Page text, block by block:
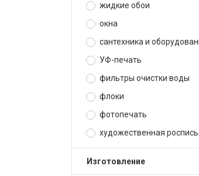
жидкие обои
окна
сантехника и
УФ-печать
фильтры очистки воды
флоки
фотопечать
художественная роспись
изготовление